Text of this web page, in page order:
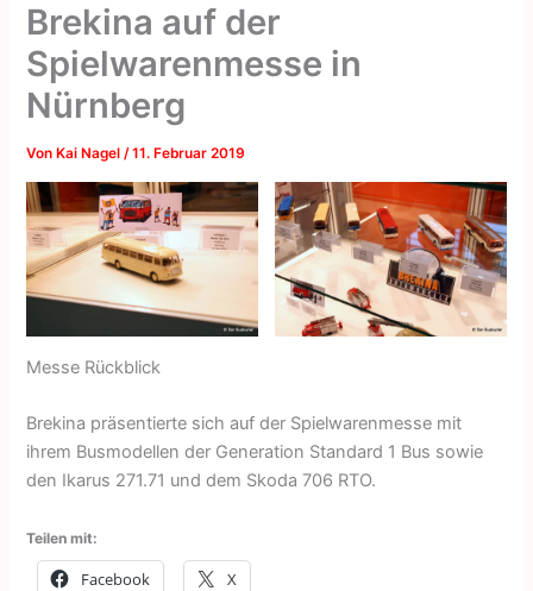
Brekina auf der
Spielwarenmesse in
Nürnberg
Von Kai Nagel/11. Februar 2019
Messe Rückblick
Brekina präsentierte sich auf der Spielwarenmesse mit
ihrem Busmodellen der Generation Standard 1 Bus sowie
den Ikarus 271.71 und dem Skoda 706 RTO.
Teilen mit:
Facebook X